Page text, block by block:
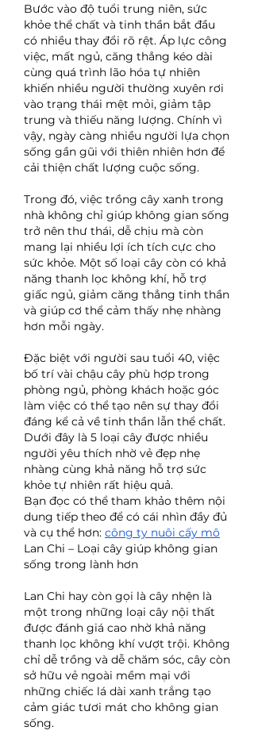
Bước vào độ tuổi trung niên, sức
khỏe thể chất và tinh thần bắt đầu
có nhiều thay đổi rõ rệt. Áp lực công
việc, mất ngủ, căng thẳng kéo dài
cùng quá trình lão hóa tự nhiên
khiến nhiều người thường xuyên rơi
vào trạng thái mệt mỏi, giảm tập
trung và thiếu năng lượng. Chính vì
vậy, ngày càng nhiều người lựa chọn
sống gần gũi với thiên nhiên hơn để
cải thiện chất lượng cuộc sống.
Trong đó, việc trồng cây xanh trong
nhà không chỉ giúp không gian sống
trở nên thư thái, dễ chịu mà còn
mang lại nhiều lợi ích tích cực cho
sức khỏe. Một số loại cây còn có khả
năng thanh lọc không khí, hỗ trợ
giấc ngủ, giảm căng thẳng tinh thần
và giúp cơ thể cảm thấy nhẹ nhàng
hơn mỗi ngày.
Đặc biệt với người sau tuổi 40, việc
bố trí vài chậu cây phù hợp trong
phòng ngủ, phòng khách hoặc góc
làm việc có thể tạo nên sự thay đổi
đáng kể cả về tinh thần lẫn thể chất.
Dưới đây là 5 loại cây được nhiều
người yêu thích nhờ vẻ đẹp nhẹ
nhàng cùng khả năng hỗ trợ sức
khỏe tự nhiên rất hiệu quả.
Bạn đọc có thể tham khảo thêm nội
dung tiếp theo để có cái nhìn đầy đủ
và cụ thể hơn: công ty nuôi cấy mô
Lan Chi – Loại cây giúp không gian
sống trong lành hơn
Lan Chi hay còn gọi là cây nhện là
một trong những loại cây nội thất
được đánh giá cao nhờ khả năng
thanh lọc không khí vượt trội. Không
chỉ dễ trồng và dễ chăm sóc, cây còn
sở hữu vẻ ngoài mềm mại với
những chiếc lá dài xanh trắng tạo
cảm giác tươi mát cho không gian
sống.